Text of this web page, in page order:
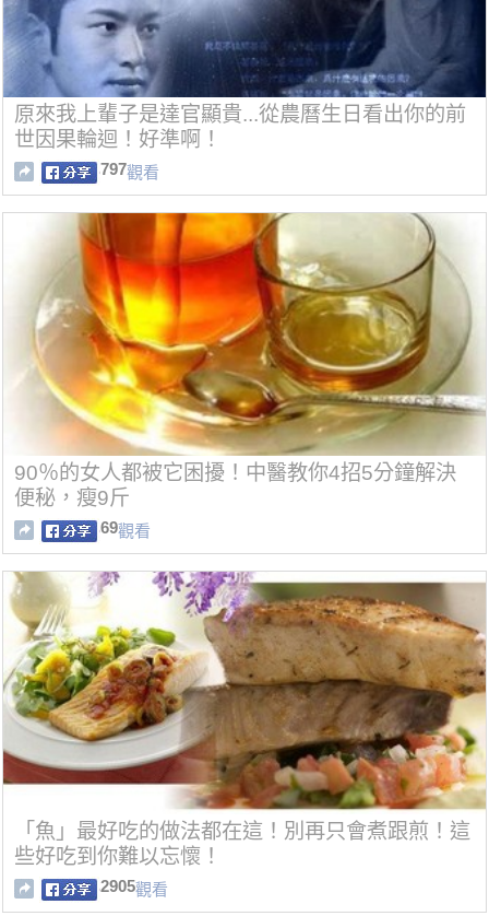
原來我上輩子是達官顯貴...從農曆生日看出你的前
世因果輪迴！好準啊！
797觀看
90％的女人都被它困擾！中醫教你4招5分鐘解決
便秘，瘦9斤
69觀看
「魚」最好吃的做法都在這！別再只會煮跟煎！這
些好吃到你難以忘懷！
2905觀看